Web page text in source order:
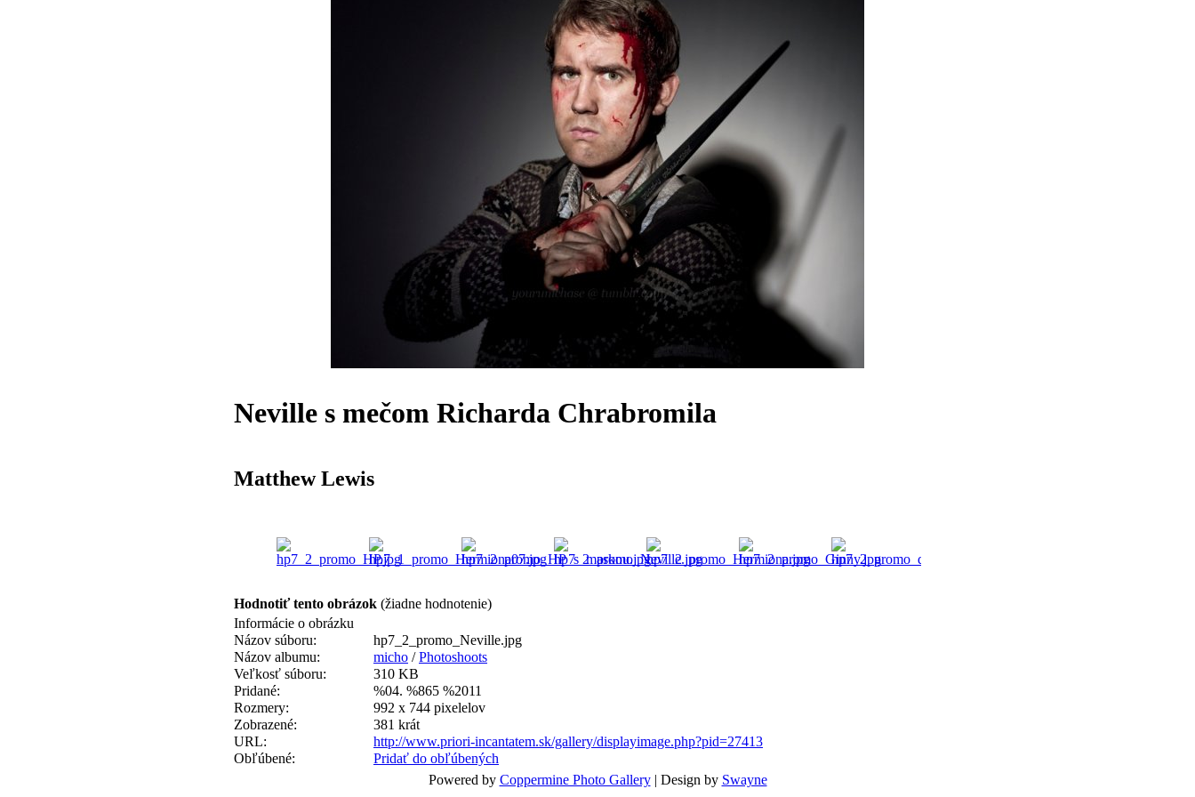
Neville s mečom Richarda Chrabromila
Matthew Lewis
Hodnotiť tento obrázok (žiadne hodnotenie)
Informácie o obrázku
Názov súboru:
hp7_2_promo_Neville.jpg
Názov albumu:
micho /Photoshoots
Veľkosť súboru:
310 KB
Pridané:
%04. %865 %2011
Rozmery:
992 x 744 pixelelov
Zobrazené:
381 krát
URL:
http://www.priori-incantatem.sk/gallery/displayimage.php?pid=27413
Obľúbené:
Pridať do obľúbených
Powered by Coppermine Photo Gallery| Design by Swayne